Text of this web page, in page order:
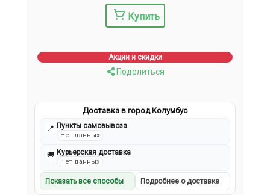
Купить
Акции и скидки
Поделиться
Доставка в город Колумбус
📍 Пункты самовывоза
Нет данных
🚚 Курьерская доставка
Нет данных
Показать все способы Подробнее о доставке